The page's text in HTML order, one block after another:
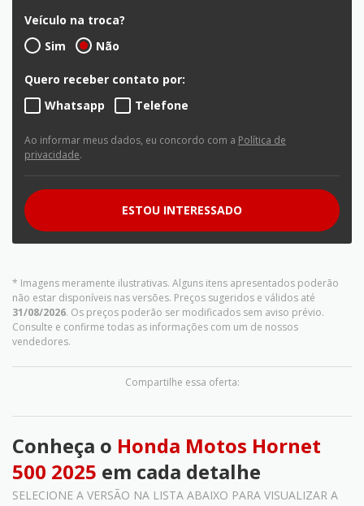
* Imagens meramente ilustrativas. Alguns itens apresentados poderão
não estar disponíveis nas versões. Preços sugeridos e válidos até
31/08/2026. Os preços poderão ser modificados sem aviso prévio.
Consulte e confirme todas as informações com um de nossos
vendedores.
Compartilhe essa oferta:
Veículo na troca?
Sim
Não
Quero receber contato por:
Whatsapp
Telefone
Ao informar meus dados, eu concordo com a Política de
privacidade.
ESTOU INTERESSADO
Conheça o Honda Motos Hornet
500 2025 em cada detalhe
SELECIONE A VERSÃO NA LISTA ABAIXO PARA VISUALIZAR A